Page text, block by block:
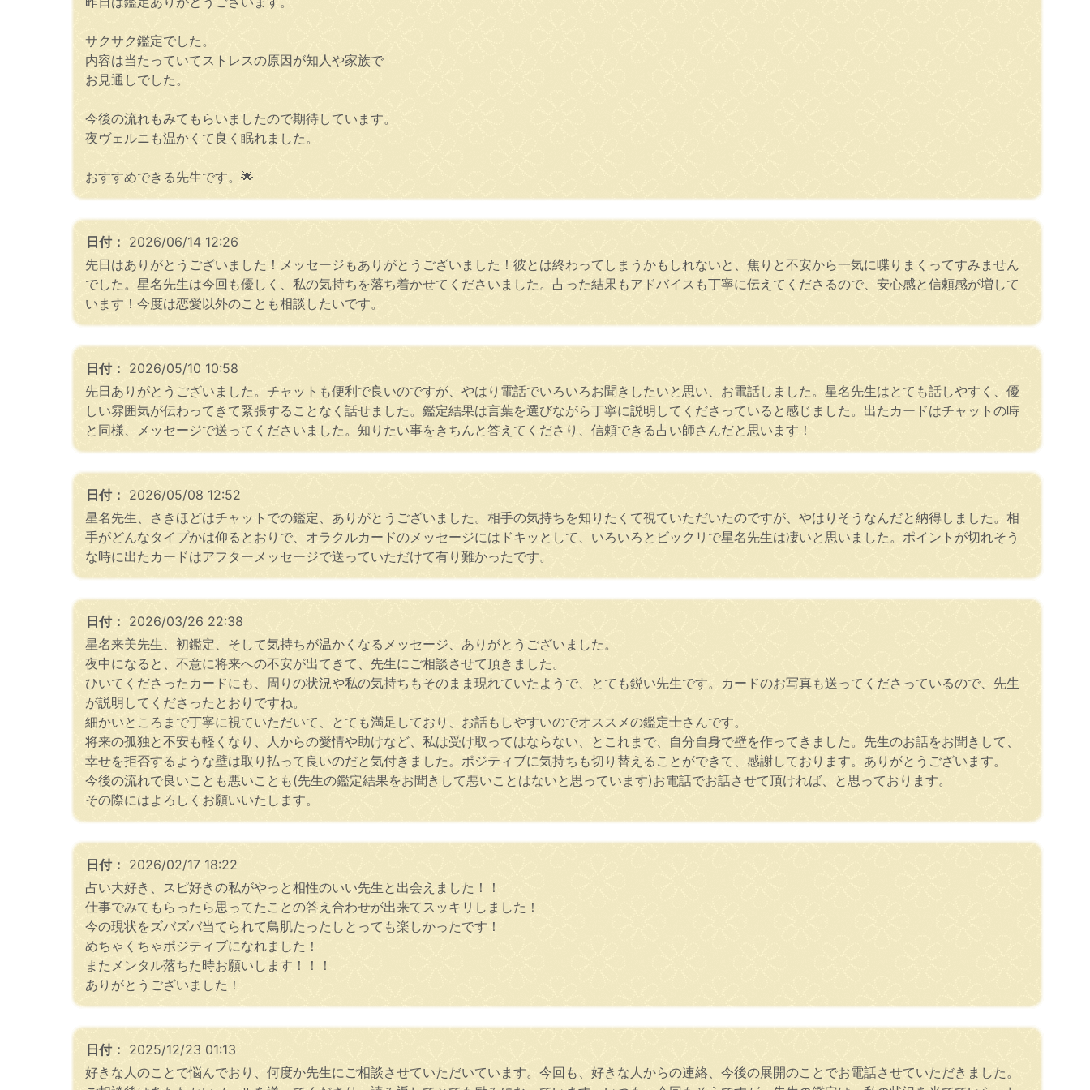
サクサク鑑定でした。
内容は当たっていてストレスの原因が知人や家族で
お見通しでした。
今後の流れもみてもらいましたので期待しています。
夜ヴェルニも温かくて良く眠れました。
おすすめできる先生です。🌟
日付： 2026/06/14 12:26
先日はありがとうございました！メッセージもありがとうございました！彼とは終わってしまうかもしれないと、焦りと不安から一気に喋りまくってすみません
でした。星名先生は今回も優しく、私の気持ちを落ち着かせてくださいました。占った結果もアドバイスも丁寧に伝えてくださるので、安心感と信頼感が増して
います！今度は恋愛以外のことも相談したいです。
日付： 2026/05/10 10:58
先日ありがとうございました。チャットも便利で良いのですが、やはり電話でいろいろお聞きしたいと思い、お電話しました。星名先生はとても話しやすく、優
しい雰囲気が伝わってきて緊張することなく話せました。鑑定結果は言葉を選びながら丁寧に説明してくださっていると感じました。出たカードはチャットの時
と同様、メッセージで送ってくださいました。知りたい事をきちんと答えてくださり、信頼できる占い師さんだと思います！
日付： 2026/05/08 12:52
星名先生、さきほどはチャットでの鑑定、ありがとうございました。相手の気持ちを知りたくて視ていただいたのですが、やはりそうなんだと納得しました。相
手がどんなタイプかは仰るとおりで、オラクルカードのメッセージにはドキッとして、いろいろとビックリで星名先生は凄いと思いました。ポイントが切れそう
な時に出たカードはアフターメッセージで送っていただけて有り難かったです。
日付： 2026/03/26 22:38
星名来美先生、初鑑定、そして気持ちが温かくなるメッセージ、ありがとうございました。
夜中になると、不意に将来への不安が出てきて、先生にご相談させて頂きました。
ひいてくださったカードにも、周りの状況や私の気持ちもそのまま現れていたようで、とても鋭い先生です。カードのお写真も送ってくださっているので、先生
が説明してくださったとおりですね。
細かいところまで丁寧に視ていただいて、とても満足しており、お話もしやすいのでオススメの鑑定士さんです。
将来の孤独と不安も軽くなり、人からの愛情や助けなど、私は受け取ってはならない、とこれまで、自分自身で壁を作ってきました。先生のお話をお聞きして、
幸せを拒否するような壁は取り払って良いのだと気付きました。ポジティブに気持ちも切り替えることができて、感謝しております。ありがとうございます。
今後の流れで良いことも悪いことも(先生の鑑定結果をお聞きして悪いことはないと思っています)お電話でお話させて頂ければ、と思っております。
その際にはよろしくお願いいたします。
日付： 2026/02/17 18:22
占い大好き、スピ好きの私がやっと相性のいい先生と出会えました！！
仕事でみてもらったら思ってたことの答え合わせが出来てスッキリしました！
今の現状をズバズバ当てられて鳥肌たったしとっても楽しかったです！
めちゃくちゃポジティブになれました！
またメンタル落ちた時お願いします！！！
ありがとうございました！
日付： 2025/12/23 01:13
好きな人のことで悩んでおり、何度か先生にご相談させていただいています。今回も、好きな人からの連絡、今後の展開のことでお電話させていただきました。